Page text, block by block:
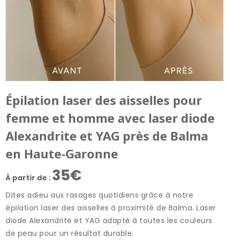
Épilation laser des aisselles pour
femme et homme avec laser diode
Alexandrite et YAG près de Balma
en Haute-Garonne
À partir de : 35€
Dites adieu aux rasages quotidiens grâce à notre
épilation laser des aisselles à proximité de Balma. Laser
diode Alexandrite et YAG adapté à toutes les couleurs
de peau pour un résultat durable.